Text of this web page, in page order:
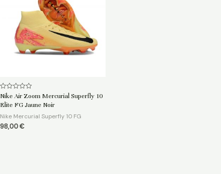
Note
sur
Nike Air Zoom Mercurial Superfly 10
Elite FG Jaune Noir
Nike Mercurial Superfly 10 FG
98,00€